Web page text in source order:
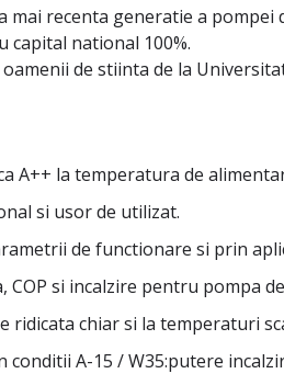
mai recenta generatie a
capital national 100%.
de stiinta de la
A++ la temperatura de
si usor de utilizat.
de functionare si prin
COP si incalzire pentru pompa
ridicata chiar si la temperaturi
A-15 / W35:putere